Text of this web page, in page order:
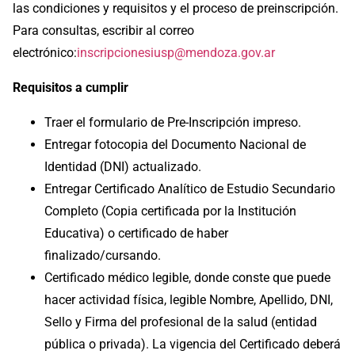
las condiciones y requisitos y el proceso de preinscripción.
Para consultas, escribir al correo
electrónico:inscripcionesiusp@mendoza.gov.ar
Requisitos a cumplir
Traer el formulario de Pre-Inscripción impreso.
Entregar fotocopia del Documento Nacional de
Identidad (DNI) actualizado.
Entregar Certificado Analítico de Estudio Secundario
Completo (Copia certificada por la Institución
Educativa) o certificado de haber
finalizado/cursando.
Certificado médico legible, donde conste que puede
hacer actividad física, legible Nombre, Apellido, DNI,
Sello y Firma del profesional de la salud (entidad
pública o privada). La vigencia del Certificado deberá